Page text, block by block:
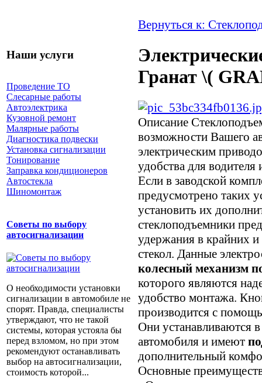
Наши услуги
Проведение ТО
Слесарные работы
Автоэлектрика
Кузовной ремонт
Малярные работы
Диагностика подвески
Установка сигнализации
Тонирование
Заправка кондиционеров
Автостекла
Шиномонтаж
Советы по выбору
автосигнализации
О необходимости установки
сигнализации в автомобиле не
спорят. Правда, специалисты
утверждают, что не такой
системы, которая устояла бы
перед взломом, но при этом
рекомендуют останавливать
выбор на автосигнализации,
стоимость которой...
Вернуться к:
Гранат \(
Описание
возможности Вашего
электрическим
удобства для
Если в заводской
предусмотрено таких
установить их
стеклоподъемники
удержания в крайних
стекол. Данные
колесный механизм
которого являются
удобство монтажа.
производится с
Они устанавливаются
автомобиля и имеют
дополнительный
Основные